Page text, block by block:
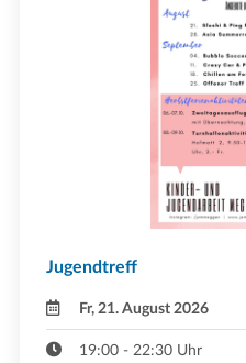
Jugendtreff
Fr, 21. August 2026
19:00 - 22:30 Uhr